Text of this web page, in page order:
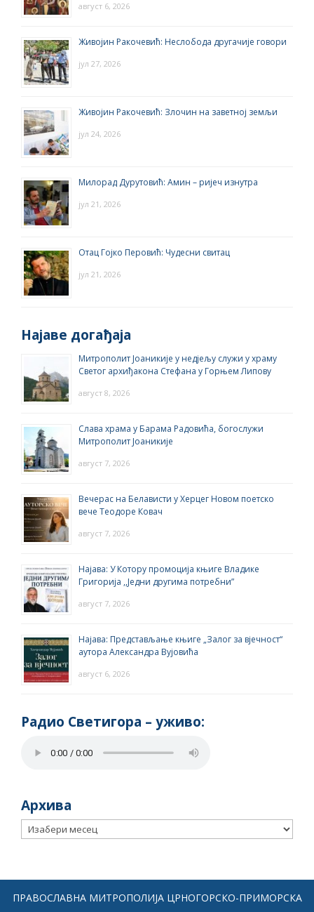
август 6, 2026
Живојин Ракочевић: Неслобода другачије говори
јул 27, 2026
Живојин Ракочевић: Злочин на заветној земљи
јул 24, 2026
Милорад Дурутовић: Амин – ријеч изнутра
јул 21, 2026
Отац Гојко Перовић: Чудесни свитац
јул 21, 2026
Најаве догађаја
Митрополит Јоаникије у недјељу служи у храму
Светог архиђакона Стефана у Горњем Липову
август 8, 2026
Слава храма у Барама Радовића, богослужи
Митрополит Јоаникије
август 7, 2026
Вечерас на Белависти у Херцег Новом поетско
вече Теодоре Ковач
август 7, 2026
Најава: У Котору промоција књиге Владике
Григорија ,,Једни другима потребни”
август 7, 2026
Најава: Представљање књиге „Залог за вјечност“
аутора Александра Вујовића
август 6, 2026
Радио Светигора – yживо:
Архива
Архива
ПРАВОСЛАВНА МИТРОПОЛИЈА ЦРНОГОРСКО-ПРИМОРСКА